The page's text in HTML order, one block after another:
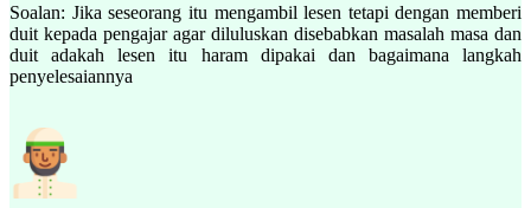
Soalan: Jika seseorang itu mengambil lesen tetapi dengan memberi
duit kepada pengajar agar diluluskan disebabkan masalah masa dan
duit adakah lesen itu haram dipakai dan bagaimana langkah
penyelesaiannya